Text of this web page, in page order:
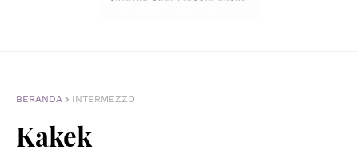
BERANDA INTERMEZZO
Kakek